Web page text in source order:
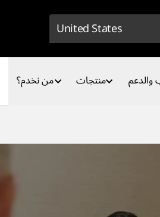
United States
من نخدم؟ منتجات والدعم